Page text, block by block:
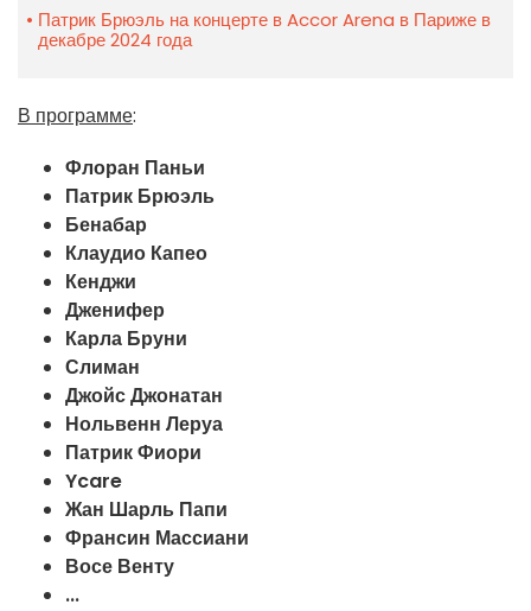
Патрик Брюэль на концерте в Accor Arena в Париже в
декабре 2024 года
В программе:
Флоран Паньи
Патрик Брюэль
Бенабар
Клаудио Капео
Кенджи
Дженифер
Карла Бруни
Слиман
Джойс Джонатан
Нольвенн Леруа
Патрик Фиори
Ycare
Жан Шарль Папи
Франсин Массиани
Восе Венту
...